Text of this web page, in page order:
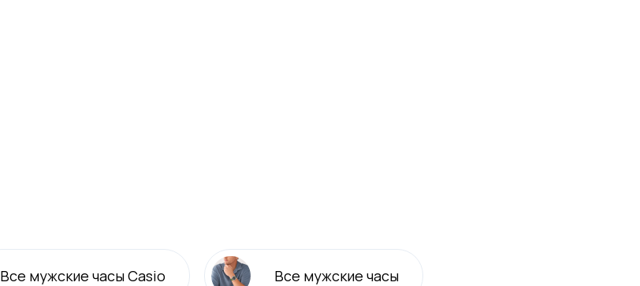
Все мужские часы Casio Все мужские часы